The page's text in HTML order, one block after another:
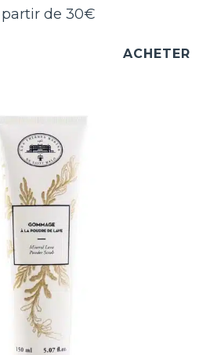
de 30€
ACHETER